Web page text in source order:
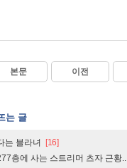
본문 이전
는 글
는 블라녀 [16]
층에 사는 스트리머 츠자 근황..